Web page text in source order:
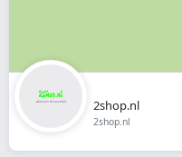
2shop.nl
2shop.nl